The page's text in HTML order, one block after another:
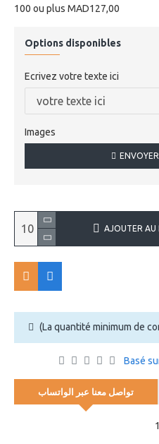
Basé
100 ou plus MAD127,00
Options disponibles
Ecrivez votre texte ici
Images
AJOUTER AU
(La quantité minimum de
تواصل معنا عبر الواتساب
1